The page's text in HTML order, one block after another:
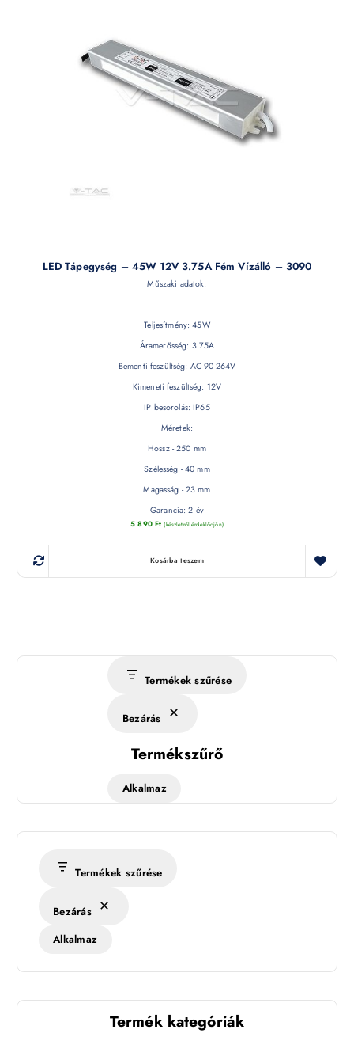
LED Tápegység – 45W 12V 3.75A Fém Vízálló – 3090
Műszaki adatok:
Teljesítmény: 45W
Áramerősség: 3.75A
Bementi feszültség: AC 90-264V
Kimeneti feszültség: 12V
IP besorolás: IP65
Méretek:
Hossz - 250 mm
Szélesség - 40 mm
Magasság - 23 mm
Garancia: 2 év
5 890 Ft (készletről érdeklődjön)
Kosárba teszem
Termékek szűrése
Bezárás
Termékszűrő
Alkalmaz
Termékek szűrése
Bezárás
Alkalmaz
Termék kategóriák